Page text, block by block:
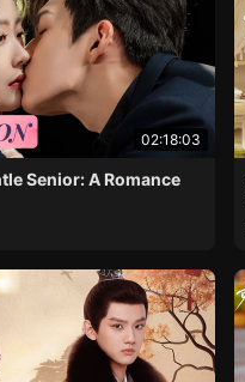
02:18:03
Senior: A Romance